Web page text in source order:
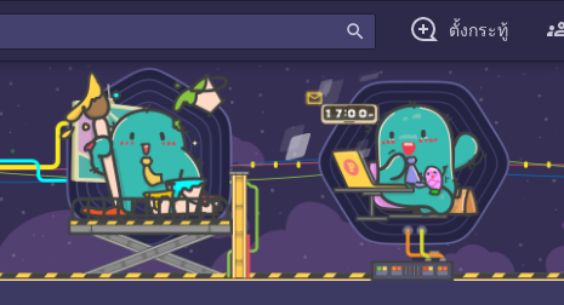
search ตั้งกระทู้